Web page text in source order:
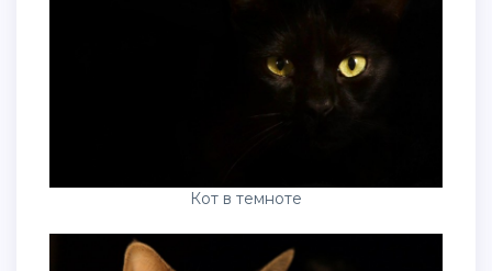
Кот в темноте